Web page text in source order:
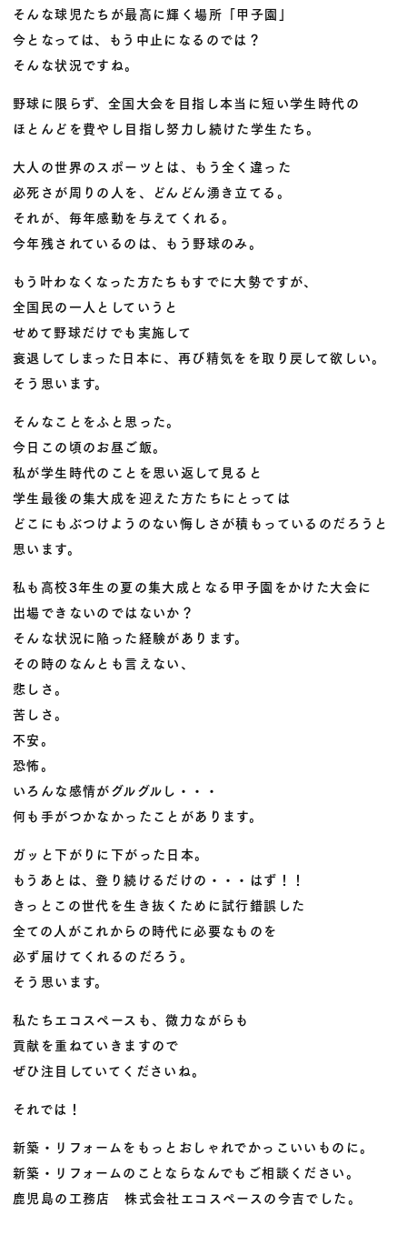
そんな球児たちが最高に輝く場所「甲子園」
今となっては、もう中止になるのでは？
そんな状況ですね。
野球に限らず、全国大会を目指し本当に短い学生時代の
ほとんどを費やし目指し努力し続けた学生たち。
大人の世界のスポーツとは、もう全く違った
必死さが周りの人を、どんどん湧き立てる。
それが、毎年感動を与えてくれる。
今年残されているのは、もう野球のみ。
もう叶わなくなった方たちもすでに大勢ですが、
全国民の一人としていうと
せめて野球だけでも実施して
衰退してしまった日本に、再び精気をを取り戻して欲しい。
そう思います。
そんなことをふと思った。
今日この頃のお昼ご飯。
私が学生時代のことを思い返して見ると
学生最後の集大成を迎えた方たちにとっては
どこにもぶつけようのない悔しさが積もっているのだろうと
思います。
私も高校3年生の夏の集大成となる甲子園をかけた大会に
出場できないのではないか？
そんな状況に陥った経験があります。
その時のなんとも言えない、
悲しさ。
苦しさ。
不安。
恐怖。
いろんな感情がグルグルし・・・
何も手がつかなかったことがあります。
ガッと下がりに下がった日本。
もうあとは、登り続けるだけの・・・はず！！
きっとこの世代を生き抜くために試行錯誤した
全ての人がこれからの時代に必要なものを
必ず届けてくれるのだろう。
そう思います。
私たちエコスペースも、微力ながらも
貢献を重ねていきますので
ぜひ注目していてくださいね。
それでは！
新築・リフォームをもっとおしゃれでかっこいいものに。
新築・リフォームのことならなんでもご相談ください。
鹿児島の工務店 株式会社エコスペースの今吉でした。